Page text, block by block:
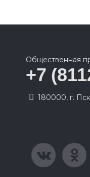
Общественная
+7
180000, г.